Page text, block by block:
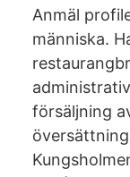
Anmäl
människa.
försäljning